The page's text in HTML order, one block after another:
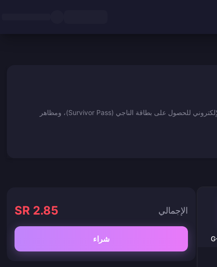
اشحن PUBG: BATTLEGROUNDS باستخدام كود استرداد G-Coin للكمبيوتر الشخصي — تسليم آمن وفوري عبر البريد الإلكتروني للحصول على بطاقة الناجي (Survivor Pass)، ومظاهر
الإجمالي SR 2.85
شراء